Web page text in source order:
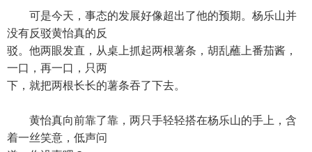
可是今天，事态的发展好像超出了他的预期。杨乐山并
没有反驳黄怡真的反
驳。他两眼发直，从桌上抓起两根薯条，胡乱蘸上番茄酱，
一口，再一口，只两
下，就把两根长长的薯条吞了下去。
黄怡真向前靠了靠，两只手轻轻搭在杨乐山的手上，含
着一丝笑意，低声问